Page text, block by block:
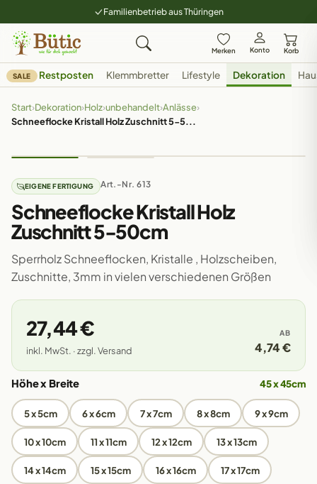
Familienbetrieb aus Thüringen
Merken Konto Korb
SALE Restposten Klemmbretter Lifestyle Dekoration
Start›Dekoration›Holz›unbehandelt›Anlässe›
Schneeflocke Kristall Holz Zuschnitt 5-5...
EIGENE FERTIGUNG Art.-Nr. 613
Schneeflocke Kristall Holz
Zuschnitt 5-50cm
Sperrholz Schneeflocken, Kristalle , Holzscheiben,
Zuschnitte, 3mm in vielen verschiedenen Größen
27,44 €
inkl. MwSt. · zzgl. Versand
AB
4,74 €
Höhe x Breite 45 x 45cm
5 x 5cm 6 x 6cm 7 x 7cm 8 x 8cm 9 x 9cm
10 x 10cm 11 x 11cm 12 x 12cm 13 x 13cm
14 x 14cm 15 x 15cm 16 x 16cm 17 x 17cm